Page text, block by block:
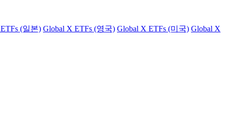
(일본) Global X ETFs (영국) Global X ETFs (미국) Global X